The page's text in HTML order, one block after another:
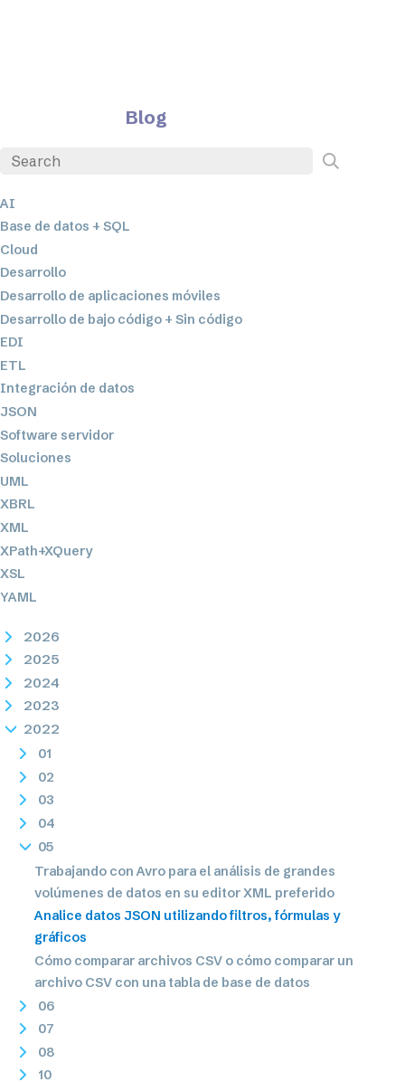
Blog
AI
Base de datos + SQL
Cloud
Desarrollo
Desarrollo de aplicaciones móviles
Desarrollo de bajo código + Sin código
EDI
ETL
Integración de datos
JSON
Software servidor
Soluciones
UML
XBRL
XML
XPath+XQuery
XSL
YAML
2026
2025
2024
2023
2022
01
02
03
04
05
Trabajando con Avro para el análisis de grandes
volúmenes de datos en su editor XML preferido
Analice datos JSON utilizando filtros, fórmulas y
gráficos
Cómo comparar archivos CSV o cómo comparar un
archivo CSV con una tabla de base de datos
06
07
08
10